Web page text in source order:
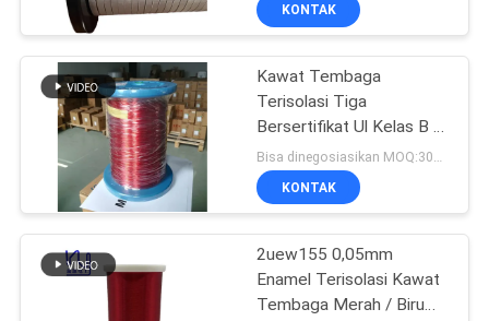
KONTROL
KUALITAS
HUBUNGI
KAMI
BERITA
KONTAK
Kawat Tembaga
Terisolasi Tiga
Bersertifikat Ul Kelas B F
Tiw Terisolasi 0,15mm
KONTAK
2uew155 0,05mm
Enamel Terisolasi Kawat
Tembaga Merah / Biru